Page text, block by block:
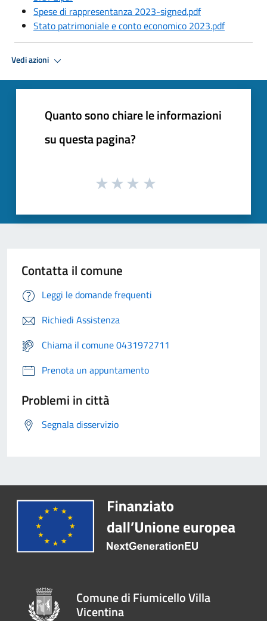
Spese di rappresentanza 2023-signed.pdf
Stato patrimoniale e conto economico 2023.pdf
Vedi azioni
Quanto sono chiare le informazioni
su questa pagina?
Contatta il comune
Leggi le domande frequenti
Richiedi Assistenza
Chiama il comune 0431972711
Prenota un appuntamento
Problemi in città
Segnala disservizio
Comune di Fiumicello Villa
Vicentina